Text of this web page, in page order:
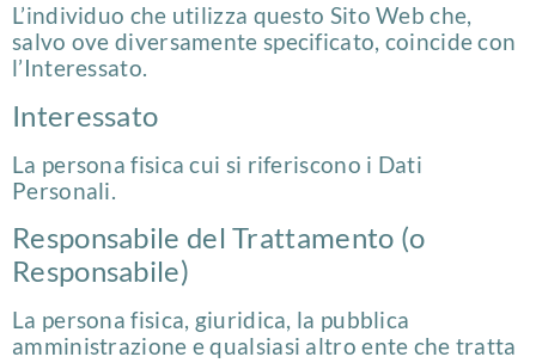
L’individuo che utilizza questo Sito Web che,
salvo ove diversamente specificato, coincide con
l’Interessato.
Interessato
La persona fisica cui si riferiscono i Dati
Personali.
Responsabile del Trattamento (o
Responsabile)
La persona fisica, giuridica, la pubblica
amministrazione e qualsiasi altro ente che tratta